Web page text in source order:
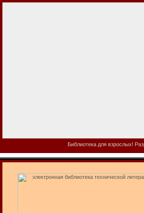
Библиотека для взрослых!